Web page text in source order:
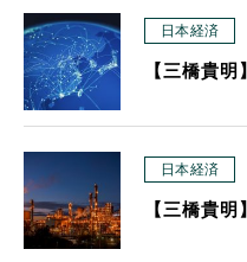
日本経済
【三橋貴
日本経済
【三橋貴